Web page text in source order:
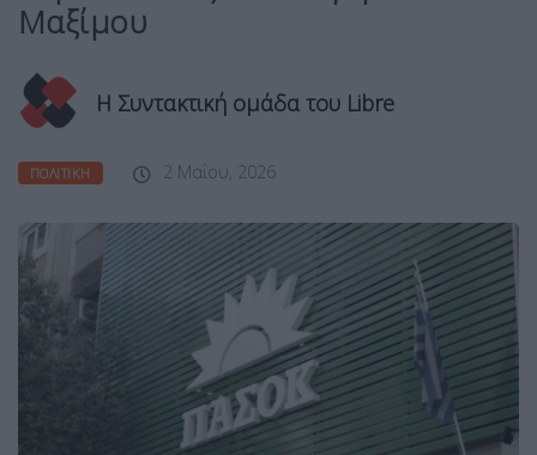
Μαξίμου
Η Συντακτική ομάδα του Libre
ΠΟΛΙΤΙΚΉ 2 Μαΐου, 2026